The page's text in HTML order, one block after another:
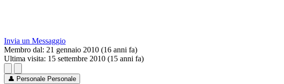
Invia un Messaggio
Membro dal: 21 gennaio 2010 (16 anni fa)
Ultima visita: 15 settembre 2010 (15 anni fa)
👤 Personale Personale